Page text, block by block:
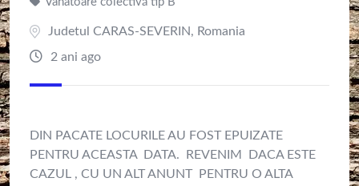
Judetul CARAS-SEVERIN, Romania
2 ani ago
DIN PACATE LOCURILE AU FOST EPUIZATE
PENTRU ACEASTA DATA. REVENIM DACA ESTE
CAZUL , CU UN ALT ANUNT PENTRU O ALTA